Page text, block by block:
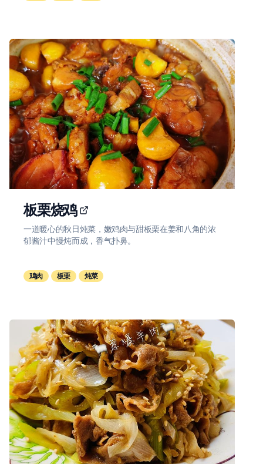
板栗烧鸡
一道暖心的秋日炖菜，嫩鸡肉与甜板栗在姜和八角的浓
郁酱汁中慢炖而成，香气扑鼻。
鸡肉 板栗 炖菜